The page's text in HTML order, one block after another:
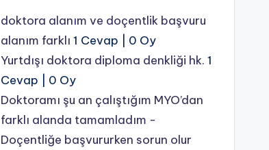
doktora alanım ve doçentlik başvuru
alanım farklı 1 Cevap
0 Oy
Yurtdışı doktora diploma denkliği hk. 1
Cevap
0 Oy
Doktoramı şu an çalıştığım MYO’dan
farklı alanda tamamladım -
Doçentliğe başvururken sorun olur